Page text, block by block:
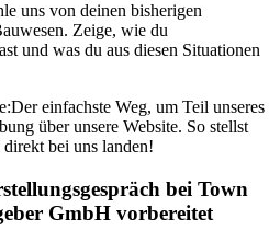
uns von deinen bisherigen
Zeige, wie du
und was du aus diesen Situationen
Der einfachste Weg, um Teil unseres
über unsere Website. So stellst
direkt bei uns landen!
bei Town
GmbH vorbereitet